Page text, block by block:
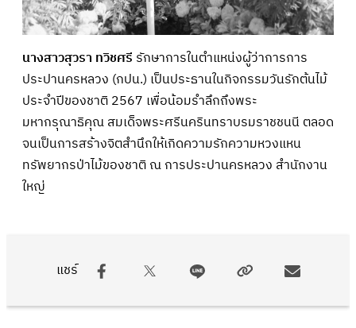
แชร์
นางสาวสุวรา ทวิชศรี รักษาการในตำแหน่งผู้ว่าการการ
ประปานครหลวง (กปน.) เป็นประธานในกิจกรรมวันรักต้นไม้
ประจำปีของชาติ 2567 เพื่อน้อมรำลึกถึงพระ
มหากรุณาธิคุณ สมเด็จพระศรีนครินทราบรมราชชนนี ตลอด
จนเป็นการสร้างจิตสำนึกให้เกิดความรักความหวงแหน
ทรัพยากรป่าไม้ของชาติ ณ การประปานครหลวง สำนักงาน
ใหญ่